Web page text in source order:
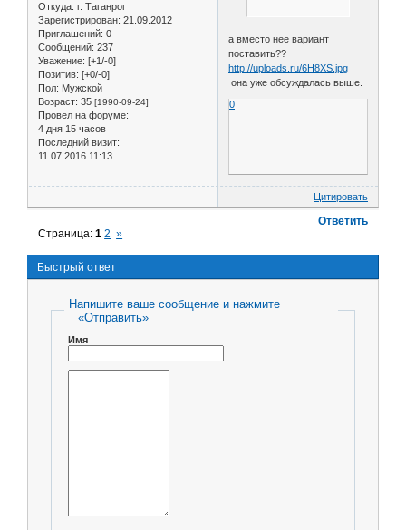
Откуда: г. Таганрог
Зарегистрирован: 21.09.2012
Приглашений: 0
Сообщений: 237
Уважение: [+1/-0]
Позитив: [+0/-0]
Пол: Мужской
Возраст: 35 [1990-09-24]
Провел на форуме:
4 дня 15 часов
Последний визит:
11.07.2016 11:13
а вместо нее вариант
поставить??
http://uploads.ru/6H8XS.jpg
она уже обсуждалась выше.
0
Цитировать
Ответить
Страница:1 2 »
Быстрый ответ
Напишите ваше сообщение и нажмите
«Отправить»
Имя